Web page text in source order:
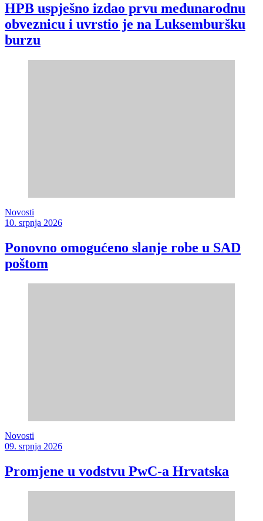
HPB uspješno izdao prvu međunarodnu
obveznicu i uvrstio je na Luksemburšku
burzu
Novosti
10. srpnja 2026
Ponovno omogućeno slanje robe u SAD
poštom
Novosti
09. srpnja 2026
Promjene u vodstvu PwC-a Hrvatska